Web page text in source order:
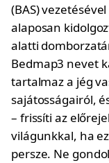
(BAS)
alaposan
alatti
Bedmap3 nevet
tartalmaz a jég
sajátosságairól,
– frissíti az
világunkkal, ha
persze. Ne